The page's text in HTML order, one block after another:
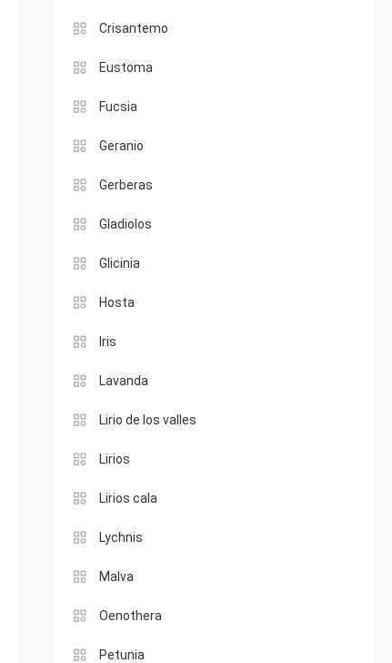
Crisantemo
Eustoma
Fucsia
Geranio
Gerberas
Gladiolos
Glicinia
Hosta
Iris
Lavanda
Lirio de los valles
Lirios
Lirios cala
Lychnis
Malva
Oenothera
Petunia